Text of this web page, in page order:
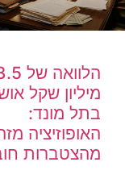
הלוואה
מיליון שקל
בתל מונד:
האופוזיציה
מהצטברות